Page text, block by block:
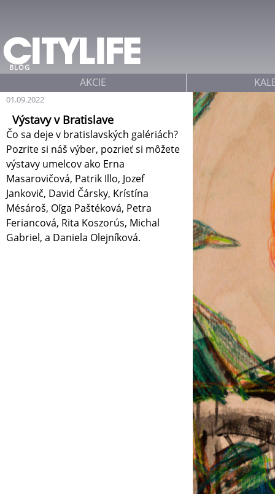
01.09.2022
BLOG
Výstavy v Bratislave
Čo sa deje v bratislavských galériách?
Pozrite si náš výber, pozrieť si môžete
výstavy umelcov ako Erna
Masarovičová, Patrik Illo, Jozef
Jankovič, David Čársky, Krístína
Mésároš, Oľga Paštéková, Petra
Feriancová, Rita Koszorús, Michal
Gabriel, a Daniela Olejníková.
AKCIE